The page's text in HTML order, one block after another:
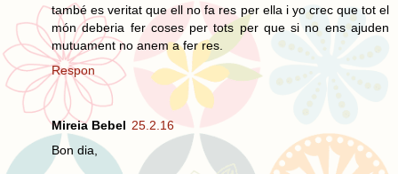
també es veritat que ell no fa res per ella i yo crec que tot el
món deberia fer coses per tots per que si no ens ajuden
mutuament no anem a fer res.
Respon
Mireia Bebel 25.2.16
Bon dia,